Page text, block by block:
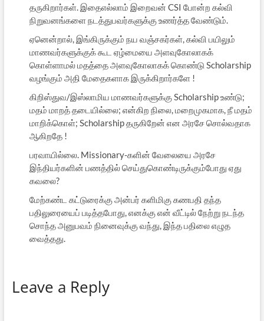
தருகிறார்கள். இதைஎல்லாம் இறைவன் CSI போன்ற கல்வி
நிறுவனங்களை நடத்துபவர்களுக்கு உணர்த்த வேண்டும்.
ஏனென்றால், இங்கிருக்கும் நய வஞ்சகர்கள், கல்வி பயிலும்
மாணவர்களுக்குக் கூட ஏழ்மையை அளவுகோலாகக்
கொள்ளாமல் மதத்தை அளவுகோலாகக் கொண்டு Scholarship
வழங்கும் அதி மேதைகளாக இருக்கிறார்களே !
கிறிஸ்துவ/இஸ்லாமிய மாணவர்களுக்கு Scholarship உண்டு;
மதம் மாறத் தடையில்லை; என்கிற நிலை, மறைமுகமாக, நீ மதம்
மாறிக்கொள்; Scholarship தருகிறேன் என அரசே சொல்வதாக
ஆகிறதே !
பரவாயில்லை. Missionary-களின் வேலையை அரசே
இந்தியர்களின் பணத்தில் செய்துகொண்டிருக்கும்போது ஏது
கவலை?
மேற்கண்ட கட்டுரைக்கு அன்பர் களிமிகு கணபதி தந்த
பதிலுரையைப் படித்தபோது, எனக்கு என் வீட்டில் நேற்று நடந்த
சொந்த அனுபவம் நினைவுக்கு வந்து, இந்த பதிலை எழுத
வைத்தது.
Leave a Reply